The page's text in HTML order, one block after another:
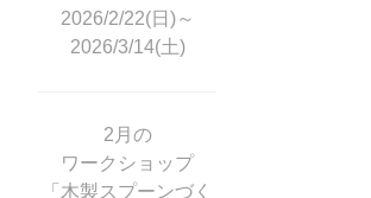
2026/2/22(日)～
2026/3/14(土)
2月の
ワークショップ
「木製スプーンづく